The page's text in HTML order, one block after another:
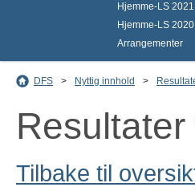
Hjemme-LS 2021
Hjemme-LS 2020
Arrangementer
DFS > Nyttig innhold >
Tilbake til